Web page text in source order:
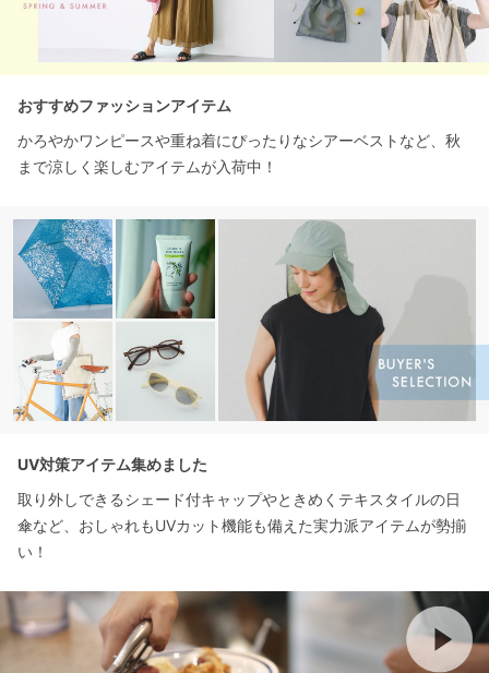
おすすめファッションアイテム
かろやかワンピースや重ね着にぴったりなシアーベストなど、秋
まで涼しく楽しむアイテムが入荷中！
UV対策アイテム集めました
取り外しできるシェード付キャップやときめくテキスタイルの日
傘など、おしゃれもUVカット機能も備えた実力派アイテムが勢揃
い！